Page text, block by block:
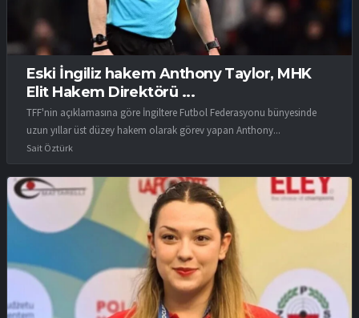
Eski İngiliz hakem Anthony Taylor, MHK
Elit Hakem Direktörü ...
TFF'nin açıklamasına göre İngiltere Futbol Federasyonu bünyesinde
uzun yıllar üst düzey hakem olarak görev yapan Anthony...
Sait Öztürk